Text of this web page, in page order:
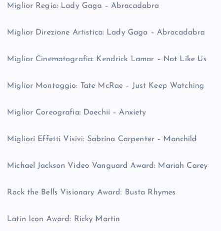
Miglior Regia: Lady Gaga – Abracadabra
Miglior Direzione Artistica: Lady Gaga – Abracadabra
Miglior Cinematografia: Kendrick Lamar – Not Like Us
Miglior Montaggio: Tate McRae – Just Keep Watching
Miglior Coreografia: Doechii – Anxiety
Migliori Effetti Visivi: Sabrina Carpenter – Manchild
Michael Jackson Video Vanguard Award: Mariah Carey
Rock the Bells Visionary Award: Busta Rhymes
Latin Icon Award: Ricky Martin